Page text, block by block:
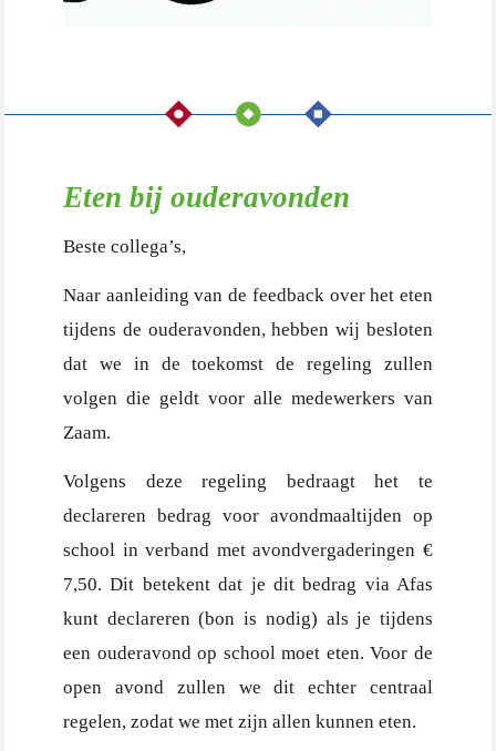
Eten bij ouderavonden
Beste collega’s,
Naar aanleiding van de feedback over het eten
tijdens de ouderavonden, hebben wij besloten
dat we in de toekomst de regeling zullen
volgen die geldt voor alle medewerkers van
Zaam.
Volgens deze regeling bedraagt het te
declareren bedrag voor avondmaaltijden op
school in verband met avondvergaderingen €
7,50. Dit betekent dat je dit bedrag via Afas
kunt declareren (bon is nodig) als je tijdens
een ouderavond op school moet eten. Voor de
open avond zullen we dit echter centraal
regelen, zodat we met zijn allen kunnen eten.